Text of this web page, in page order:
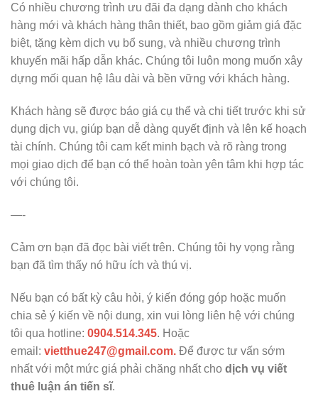
Có nhiều chương trình ưu đãi đa dạng dành cho khách
hàng mới và khách hàng thân thiết, bao gồm giảm giá đặc
biệt, tặng kèm dịch vụ bổ sung, và nhiều chương trình
khuyến mãi hấp dẫn khác. Chúng tôi luôn mong muốn xây
dựng mối quan hệ lâu dài và bền vững với khách hàng.
Khách hàng sẽ được báo giá cụ thể và chi tiết trước khi sử
dụng dịch vụ, giúp bạn dễ dàng quyết định và lên kế hoạch
tài chính. Chúng tôi cam kết minh bạch và rõ ràng trong
mọi giao dịch để bạn có thể hoàn toàn yên tâm khi hợp tác
với chúng tôi.
—-
Cảm ơn bạn đã đọc bài viết trên. Chúng tôi hy vọng rằng
bạn đã tìm thấy nó hữu ích và thú vị.
Nếu bạn có bất kỳ câu hỏi, ý kiến đóng góp hoặc muốn
chia sẻ ý kiến về nội dung, xin vui lòng liên hệ với chúng
tôi qua hotline: 0904.514.345. Hoặc
email: vietthue247@gmail.com. Để được tư vấn sớm
nhất với một mức giá phải chăng nhất cho dịch vụ viết
thuê luận án tiến sĩ.